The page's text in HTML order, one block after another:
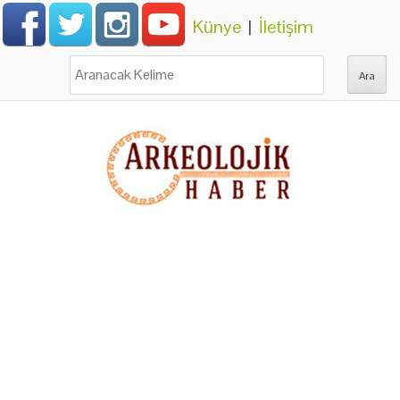
Künye | İletişim